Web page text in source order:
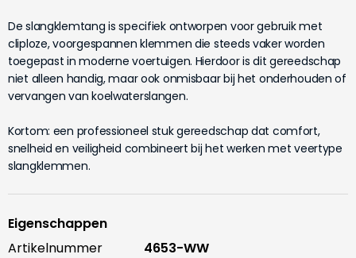
De slangklemtang is specifiek ontworpen voor gebruik met
cliploze, voorgespannen klemmen die steeds vaker worden
toegepast in moderne voertuigen. Hierdoor is dit gereedschap
niet alleen handig, maar ook onmisbaar bij het onderhouden of
vervangen van koelwaterslangen.
Kortom: een professioneel stuk gereedschap dat comfort,
snelheid en veiligheid combineert bij het werken met veertype
slangklemmen.
Eigenschappen
Artikelnummer
4653-WW